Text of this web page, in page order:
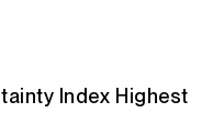
Index Highest